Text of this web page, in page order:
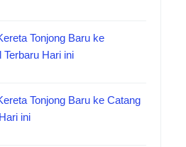
Tonjong Baru ke
Terbaru Hari ini
Tonjong Baru ke Catang
ini